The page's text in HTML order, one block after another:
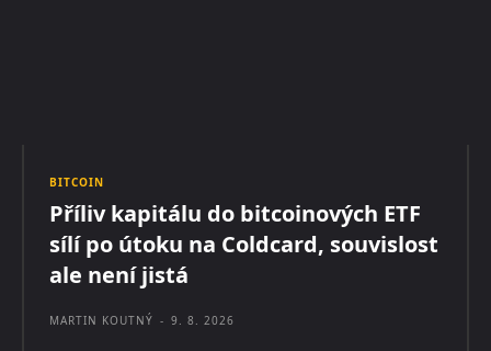
BITCOIN
Příliv kapitálu do bitcoinových ETF
sílí po útoku na Coldcard, souvislost
ale není jistá
MARTIN KOUTNÝ - 9. 8. 2026